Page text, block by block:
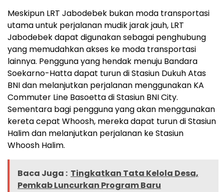
Meskipun LRT Jabodebek bukan moda transportasi
utama untuk perjalanan mudik jarak jauh, LRT
Jabodebek dapat digunakan sebagai penghubung
yang memudahkan akses ke moda transportasi
lainnya. Pengguna yang hendak menuju Bandara
Soekarno-Hatta dapat turun di Stasiun Dukuh Atas
BNI dan melanjutkan perjalanan menggunakan KA
Commuter Line Basoetta di Stasiun BNI City.
Sementara bagi pengguna yang akan menggunakan
kereta cepat Whoosh, mereka dapat turun di Stasiun
Halim dan melanjutkan perjalanan ke Stasiun
Whoosh Halim.
Baca Juga : Tingkatkan Tata Kelola Desa,
Pemkab Luncurkan Program Baru